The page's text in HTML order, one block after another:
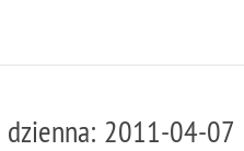
dzienna: 2011-04-07